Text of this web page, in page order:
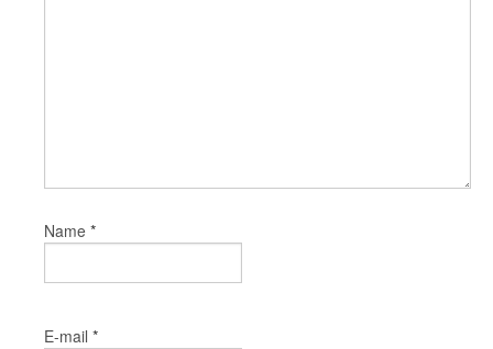
Name *
E-mail *